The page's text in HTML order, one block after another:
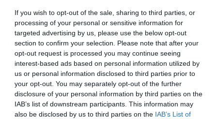
If you wish to opt-out of the sale, sharing to third parties, or
processing of your personal or sensitive information for
targeted advertising by us, please use the below opt-out
section to confirm your selection. Please note that after your
opt-out request is processed you may continue seeing
interest-based ads based on personal information utilized by
us or personal information disclosed to third parties prior to
your opt-out. You may separately opt-out of the further
disclosure of your personal information by third parties on the
IAB’s list of downstream participants. This information may
also be disclosed by us to third parties on the IAB’s List of
εμφανίζεται ζαρωμένο και χαλαρωμένο.
Ραδιοσυχνότητες προσώπου και
υαλουρονικό οξύ
Δυναμικός Συνδυασμός Θεραπειών
Η μεσοθεραπεία μπορεί άνετα να συνδυαστεί
με τις ραδιοσυχνότητες.